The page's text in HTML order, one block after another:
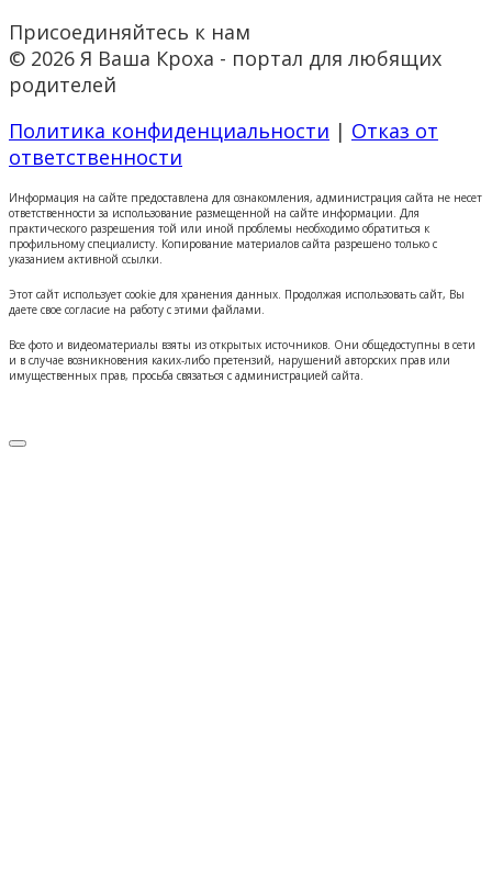
Присоединяйтесь к нам
© 2026 Я Ваша Кроха - портал для любящих
родителей
Политика конфиденциальности | Отказ от
ответственности
Информация на сайте предоставлена для ознакомления, администрация сайта не несет
ответственности за использование размещенной на сайте информации. Для
практического разрешения той или иной проблемы необходимо обратиться к
профильному специалисту. Копирование материалов сайта разрешено только с
указанием активной ссылки.
Этот сайт использует cookie для хранения данных. Продолжая использовать сайт, Вы
даете свое согласие на работу с этими файлами.
Все фото и видеоматериалы взяты из открытых источников. Они общедоступны в сети
и в случае возникновения каких-либо претензий, нарушений авторских прав или
имущественных прав, просьба связаться с администрацией сайта.